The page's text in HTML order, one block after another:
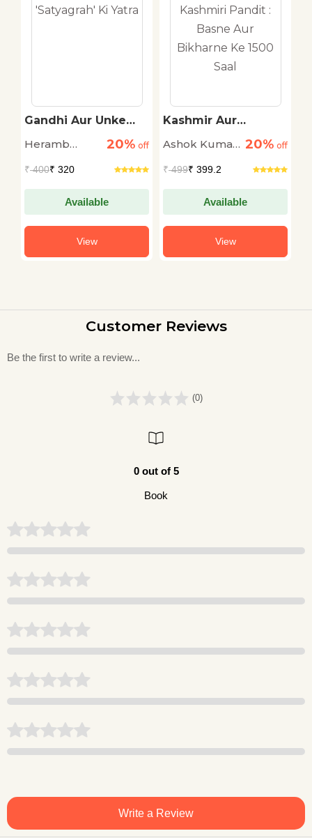
Gandhi Aur Unke
Heramb
20% off
₹400₹ 320
Available
View
Kashmir Aur
Basne Aur Bikharne
Ashok Kumar
20% off
₹499₹ 399.2
Available
View
Customer Reviews
Be the first to write a review...
(0)
0 out of 5
Book
Write a Review